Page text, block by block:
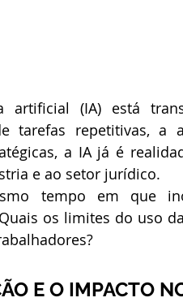
artificial (IA) está
tarefas repetitivas, a
a IA já é
e ao setor jurídico.
tempo em que
os limites do uso
E O IMPACTO